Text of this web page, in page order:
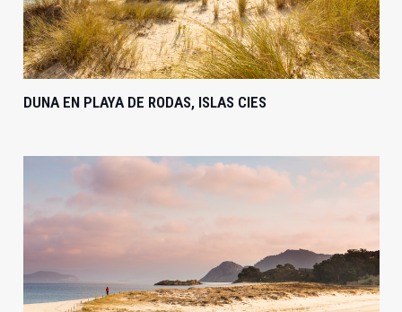
DUNA EN PLAYA DE RODAS, ISLAS CIES